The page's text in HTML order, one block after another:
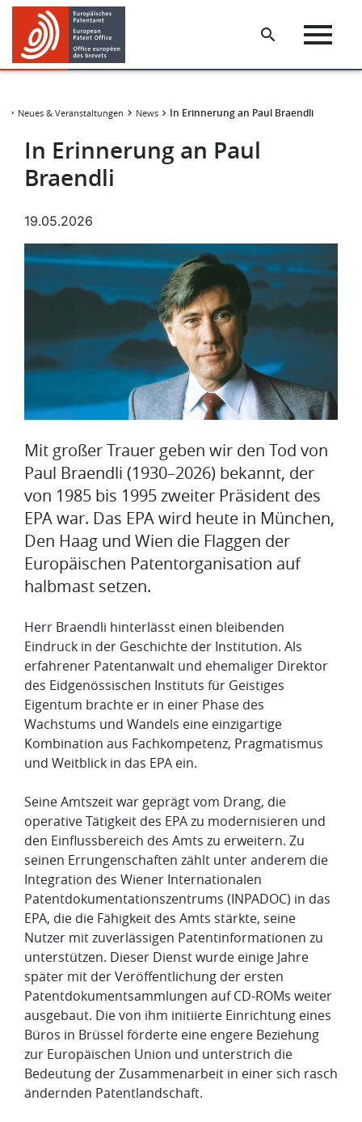
Skip
main
content
Skip
footer
Neues & Veranstaltungen News In Erinnerung an Paul Braendli
In Erinnerung an Paul
Braendli
19.05.2026
Bild
Mit großer Trauer geben wir den Tod von
Paul Braendli (1930–2026) bekannt, der
von 1985 bis 1995 zweiter Präsident des
EPA war. Das EPA wird heute in München,
Den Haag und Wien die Flaggen der
Europäischen Patentorganisation auf
halbmast setzen.
Herr Braendli hinterlässt einen bleibenden
Eindruck in der Geschichte der Institution. Als
erfahrener Patentanwalt und ehemaliger Direktor
des Eidgenössischen Instituts für Geistiges
Eigentum brachte er in einer Phase des
Wachstums und Wandels eine einzigartige
Kombination aus Fachkompetenz, Pragmatismus
und Weitblick in das EPA ein.
Seine Amtszeit war geprägt vom Drang, die
operative Tätigkeit des EPA zu modernisieren und
den Einflussbereich des Amts zu erweitern. Zu
seinen Errungenschaften zählt unter anderem die
Integration des Wiener Internationalen
Patentdokumentationszentrums (INPADOC) in das
EPA, die die Fähigkeit des Amts stärkte, seine
Nutzer mit zuverlässigen Patentinformationen zu
unterstützen. Dieser Dienst wurde einige Jahre
später mit der Veröffentlichung der ersten
Patentdokumentsammlungen auf CD-ROMs weiter
ausgebaut. Die von ihm initiierte Einrichtung eines
Büros in Brüssel förderte eine engere Beziehung
zur Europäischen Union und unterstrich die
Bedeutung der Zusammenarbeit in einer sich rasch
ändernden Patentlandschaft.